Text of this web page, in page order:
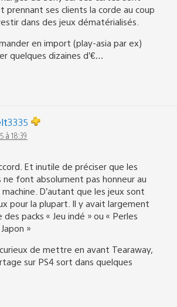
ses clients la corde au coup
dans des jeux dématérialisés.
en import (play-asia par ex)
quelques dizaines d’€…
à 18:39
Et inutile de préciser que les
ne font absolument pas honneur au
D’autant que les jeux sont
pour la plupart. Il y avait largement
packs « Jeu indé » ou « Perles
»
de mettre en avant Tearaway,
sur PS4 sort dans quelques